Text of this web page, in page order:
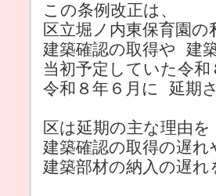
この条例改正は、
区立堀ノ内東保育園
建築確認の取得や 建
当初予定していた令
令和８年６月に 延期
区は延期の主な理由を
建築確認の取得の遅れ
建築部材の納入の遅れ